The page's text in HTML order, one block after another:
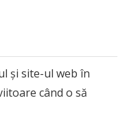
și site-ul web în
când o să